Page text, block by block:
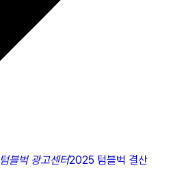
텀블벅 광고센터2025 텀블벅 결산